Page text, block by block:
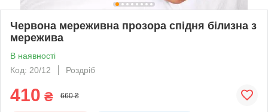
Червона мереживна прозора спідня білизна з
мережива
В наявності
Код: 20/12
Роздріб
410 ₴ 660 ₴